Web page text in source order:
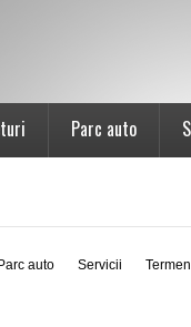
Parc auto
Parc auto Servicii